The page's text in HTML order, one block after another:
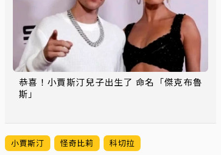
恭喜！小賈斯汀兒子出生了 命名「傑克布魯
斯」
小賈斯汀 怪奇比莉 科切拉